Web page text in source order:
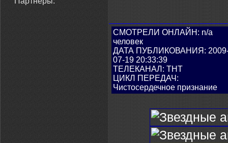
СМОТРЕЛИ ОНЛАЙН: n/a
человек
ДАТА ПУБЛИКОВАНИЯ:
07-19 20:33:39
ТЕЛЕКАНАЛ: ТНТ
ЦИКЛ ПЕРЕДАЧ:
Чистосердечное признание